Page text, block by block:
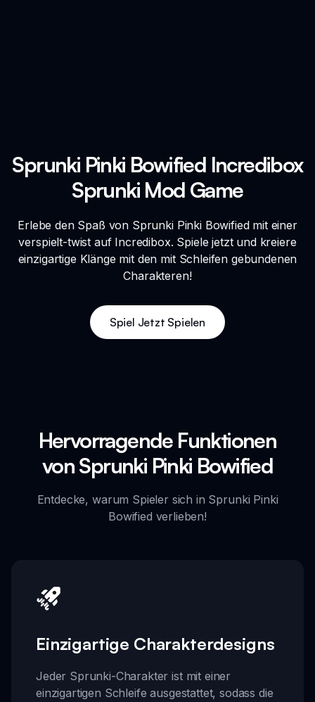
Sprunki Pinki Bowified Incredibox
Sprunki Mod Game
Erlebe den Spaß von Sprunki Pinki Bowified mit einer
verspielt-twist auf Incredibox. Spiele jetzt und kreiere
einzigartige Klänge mit den mit Schleifen gebundenen
Charakteren!
Spiel Jetzt Spielen
Hervorragende Funktionen
von Sprunki Pinki Bowified
Entdecke, warum Spieler sich in Sprunki Pinki
Bowified verlieben!
Einzigartige Charakterdesigns
Jeder Sprunki-Charakter ist mit einer
einzigartigen Schleife ausgestattet, sodass die